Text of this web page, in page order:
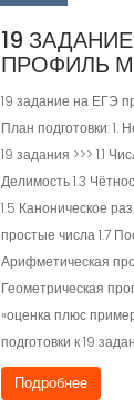
19
ПРОФИЛЬ
19 задание на ЕГЭ
План подготовки: 1.
19 задания >>> 1.1
Делимость 1.3
1.5 Каноническое
простые числа 1.7
Арифметическая
Геометрическая
«оценка плюс
подготовки к 19
Подробнее